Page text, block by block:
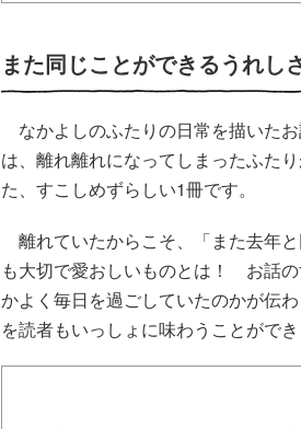
また同じことができるうれし
なかよしのふたりの日常を描いた
は、離れ離れになってしまったふた
た、すこしめずらしい1冊です。
離れていたからこそ、「また去年
も大切で愛おしいものとは！ お話
かよく毎日を過ごしていたのかが伝
を読者もいっしょに味わうことができ